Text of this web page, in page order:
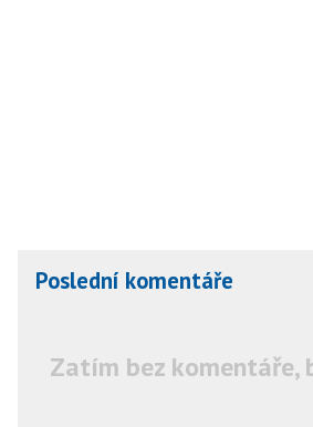
Poslední komentáře
Zatím bez komentáře,